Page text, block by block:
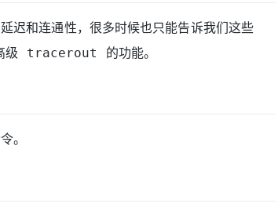
迟和连通性，很多时候也只能告诉我们这些
级 tracerout 的功能。
。